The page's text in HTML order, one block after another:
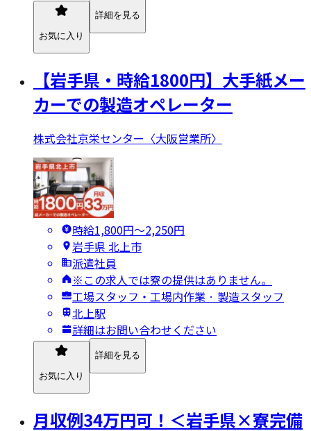
お気に入り
詳細を見る
【岩手県・時給1800円】大手紙メー
カーでの製造オペレーター
株式会社京栄センター〈大阪営業所〉
時給1,800円〜2,250円
岩手県 北上市
派遣社員
※この求人では寮の提供はありません。
工場スタッフ・工場内作業 · 製造スタッフ
北上駅
詳細はお問い合わせください
お気に入り
詳細を見る
月収例34万円可！＜岩手県×寮完備